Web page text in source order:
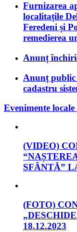
Furnizarea
localitațile
Feredeni și
remedierea
Anunț
Anunț
cadastru
Evenimente locale
(VIDEO)
SFÂNTĂ”
(FOTO)
18.12.2023